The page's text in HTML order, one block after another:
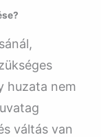
huzata nem
váltás van